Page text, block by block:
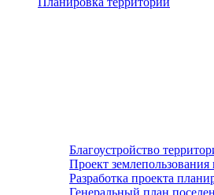
Благоустройство
Проект землепользования
Разработка проекта
Генеральный план